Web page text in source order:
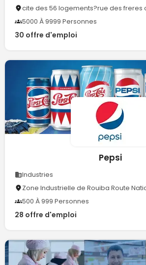
cite des 56 logements?rue des freres
5000 À 9999 Personnes
30 offre d'emploi
Pepsi
Industries
500 À 999 Personnes
28 offre d'emploi